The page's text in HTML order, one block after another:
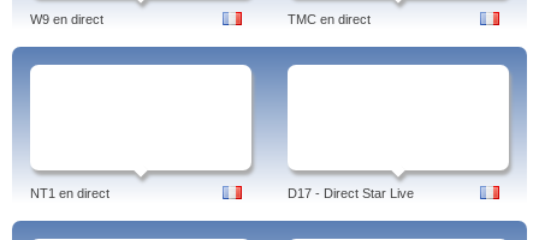
W9 en direct TMC en direct
NT1 en direct D17 - Direct Star Live